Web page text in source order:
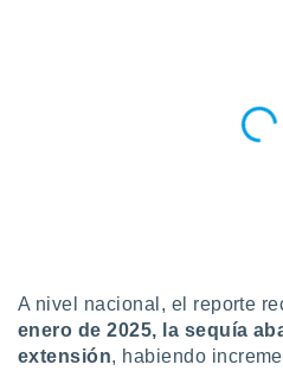
que
A nivel nacional, el reporte
enero de 2025, la sequía
extensión, habiendo